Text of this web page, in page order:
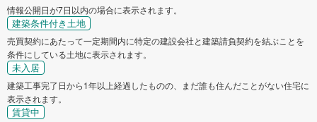
情報公開日が7日以内の場合に表示されます。
建築条件付き土地
売買契約にあたって一定期間内に特定の建設会社と建築請負契約を結ぶことを
条件にしている土地に表示されます。
未入居
建築工事完了日から1年以上経過したものの、まだ誰も住んだことがない住宅に
表示されます。
賃貸中